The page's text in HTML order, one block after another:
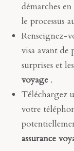
démarches
le processus
Renseignez-
visa avant de
surprises et
voyage .
Téléchargez
votre
assurance